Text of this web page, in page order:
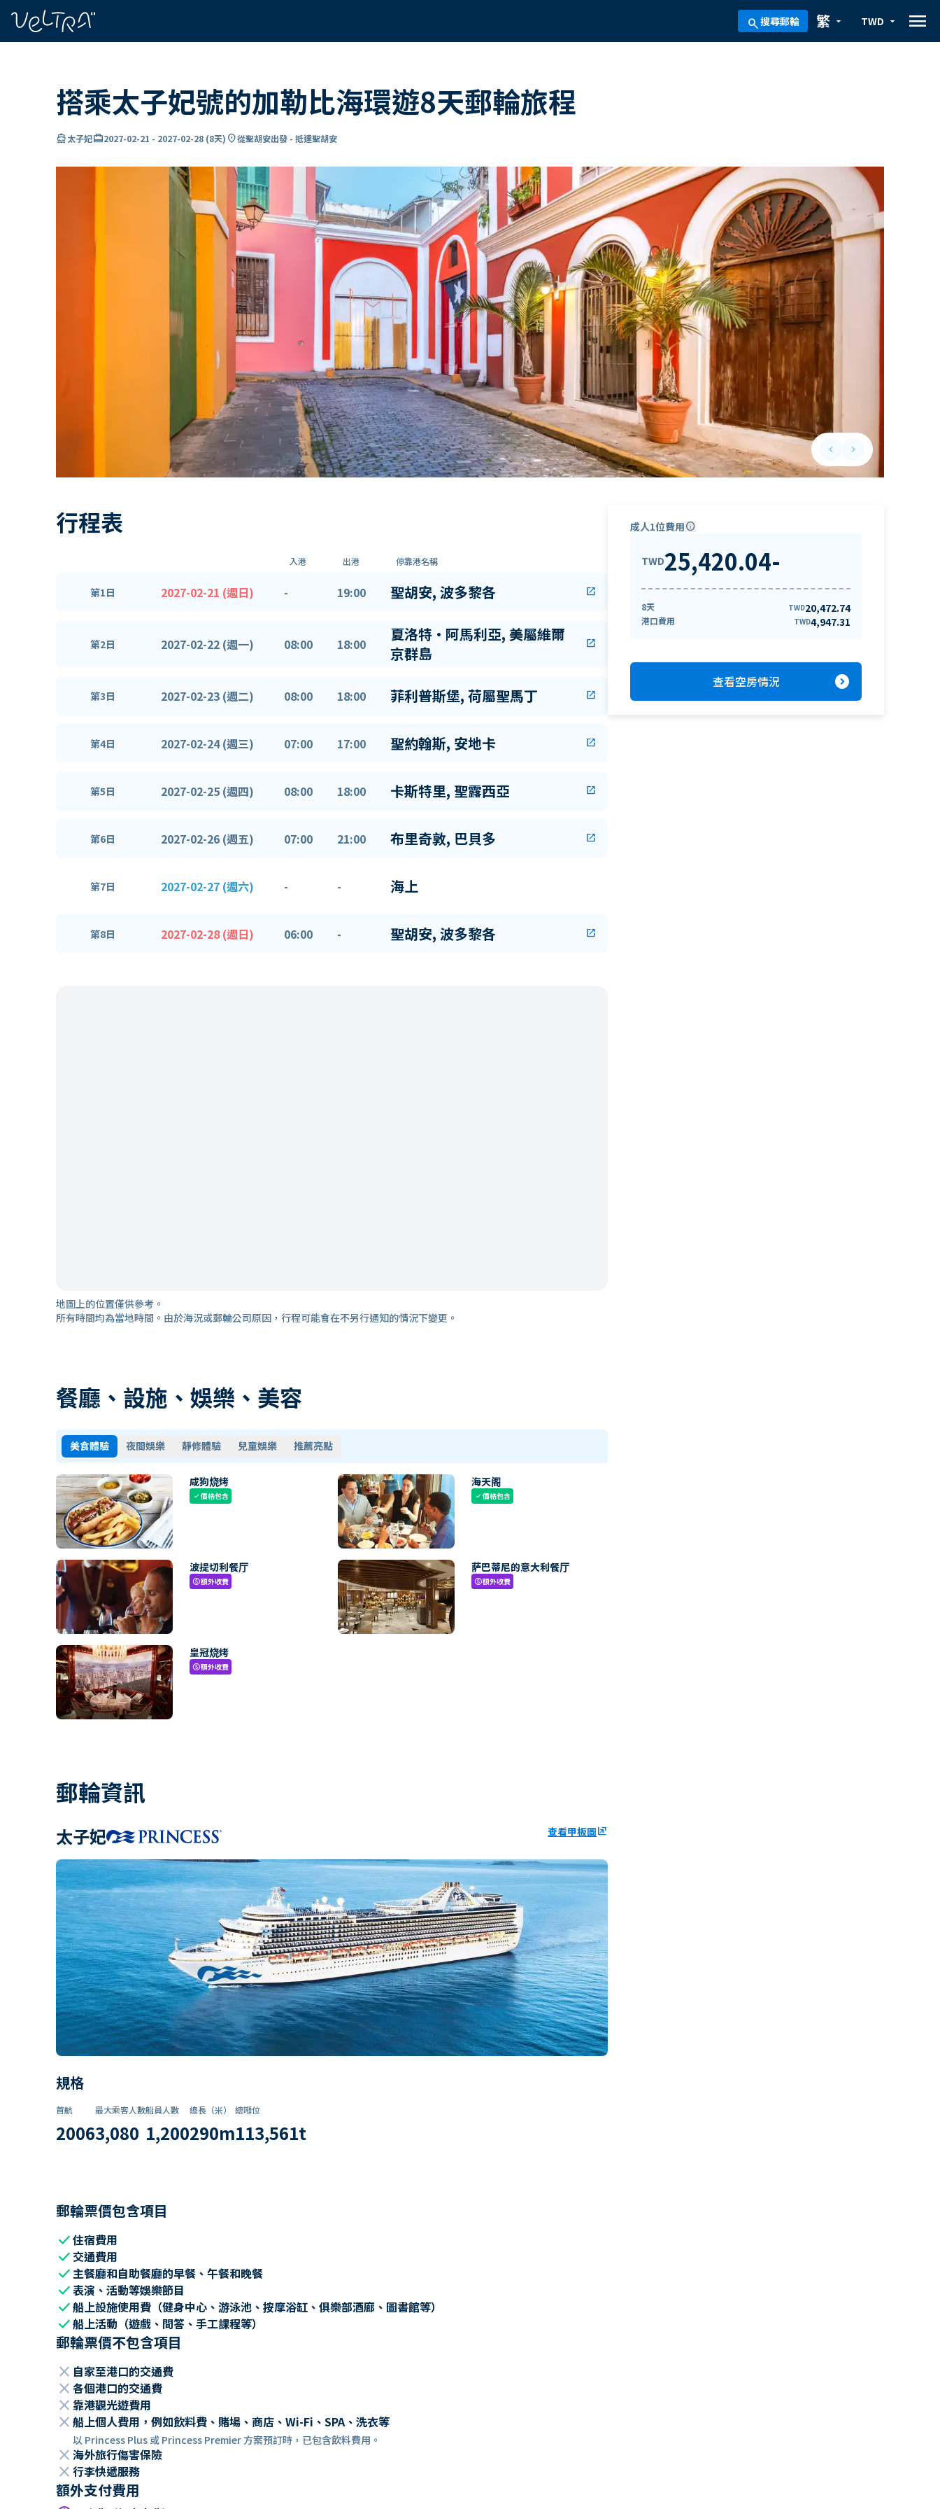
search搜尋郵輪 arrow_drop_down
繁 arrow_drop_down
TWD menu
搭乘太子妃號的加勒比海環遊8天郵輪旅程
directions_boat太子妃card_travel2027-02-21 - 2027-02-28 (8天) location_on從聖胡安出發 - 抵達聖胡安
keyboard_arrow_leftPrevious slide
keyboard_arrow_rightNext slide
行程表
入港 出港 停靠港名稱
第1日 2027-02-21 (週日) - 19:00 聖胡安, 波多黎各 open_in_new
第2日 2027-02-22 (週一) 08:00 18:00
夏洛特·阿馬利亞, 美屬維爾
京群島
open_in_new
第3日 2027-02-23 (週二) 08:00 18:00 菲利普斯堡, 荷屬聖馬丁 open_in_new
第4日 2027-02-24 (週三) 07:00 17:00 聖約翰斯, 安地卡 open_in_new
第5日 2027-02-25 (週四) 08:00 18:00 卡斯特里, 聖露西亞 open_in_new
第6日 2027-02-26 (週五) 07:00 21:00 布里奇敦, 巴貝多 open_in_new
第7日 2027-02-27 (週六) - - 海上
第8日 2027-02-28 (週日) 06:00 - 聖胡安, 波多黎各 open_in_new
地圖上的位置僅供參考。
所有時間均為當地時間。由於海況或郵輪公司原因，行程可能會在不另行通知的情況下變更。
餐廳、設施、娛樂、美容
美食體驗 夜間娛樂 靜修體驗 兒童娛樂 推薦亮點
咸狗烧烤
check價格包含
海天阁
check價格包含
波提切利餐厅
paid額外收費
萨巴蒂尼的意大利餐厅
paid額外收費
皇冠烧烤
paid額外收費
郵輪資訊
太子妃 查看甲板圖ungroup
規格
首航
2006
最大乘客人數
3,080
船員人數
1,200
總長（米）
290m
總噸位
113,561t
郵輪票價包含項目
check住宿費用
check 交通費用
check主餐廳和自助餐廳的早餐、午餐和晚餐
check表演、活動等娛樂節目
check船上設施使用費（健身中心、游泳池、按摩浴缸、俱樂部酒廊、圖書館等）
check船上活動（遊戲、問答、手工課程等）
郵輪票價不包含項目
close 自家至港口的交通費
close 各個港口的交通費
close 靠港觀光遊費用
close 船上個人費用，例如飲料費、賭場、商店、Wi-Fi、SPA、洗衣等
以 Princess Plus 或 Princess Premier 方案預訂時，已包含飲料費用。
close 海外旅行傷害保險
close 行李快遞服務
額外支付費用
成人1位費用info
TWD25,420.04-
8天 TWD20,472.74
港口費用 TWD4,947.31
查看空房情況 expand_circle_right